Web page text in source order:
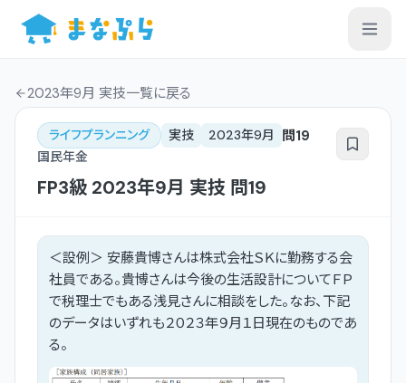
2023年9月 実技一覧に戻る
ライフプランニング 実技 2023年9月 問19
国民年金
FP3級 2023年9月 実技 問19
＜設例＞ 安藤貴博さんは株式会社ＳＫに勤務する会
社員である。貴博さんは今後の生活設計についてＦＰ
で税理士でもある浅見さんに相談をした。なお、下記
のデータはいずれも２０２３年９月１日現在のものであ
る。